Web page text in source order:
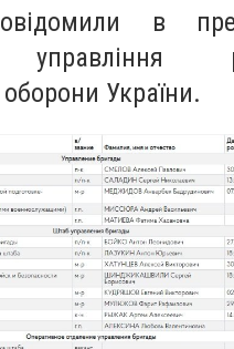
в
управління
оборони України.